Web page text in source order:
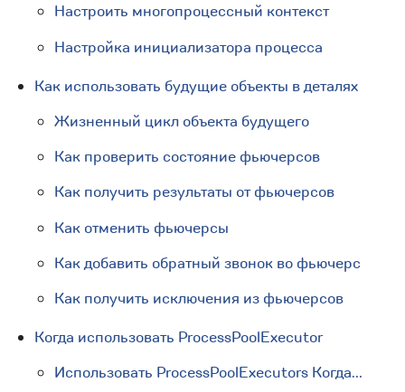
Настроить многопроцессный контекст
Настройка инициализатора процесса
Как использовать будущие объекты в деталях
Жизненный цикл объекта будущего
Как проверить состояние фьючерсов
Как получить результаты от фьючерсов
Как отменить фьючерсы
Как добавить обратный звонок во фьючерс
Как получить исключения из фьючерсов
Когда использовать ProcessPoolExecutor
Использовать ProcessPoolExecutors Когда...